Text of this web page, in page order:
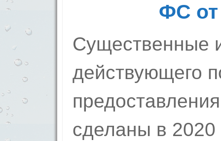
ФС от
Существенные
действующего
сделаны в 2020